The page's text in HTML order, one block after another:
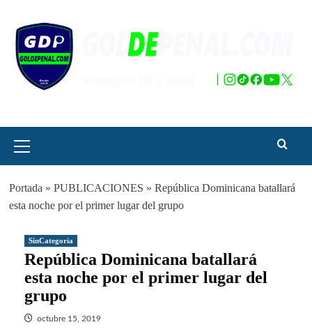
contenido
principal
Portada » PUBLICACIONES » República Dominicana batallará
esta noche por el primer lugar del grupo
SinCategoria
República Dominicana batallará
esta noche por el primer lugar del
grupo
octubre 15, 2019